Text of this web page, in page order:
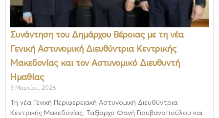
Συνάντηση του Δημάρχου Βέροιας με τη νέα
Γενική Αστυνομική Διευθύντρια Κεντρικής
Μακεδονίας και τον Αστυνομικό Διευθυντή
Ημαθίας
3 Μαρτίου, 2026
Τη νέα Γενική Περιφερειακή Αστυνομική Διευθύντρια
Κεντρικής Μακεδονίας, Ταξίαρχο Φανή Γιουβανοπούλου και